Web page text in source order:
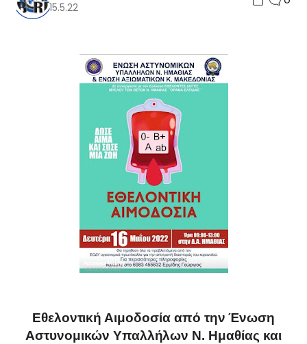
15.5.22
Εθελοντική Αιμοδοσία από την Ένωση
Αστυνομικών Υπαλλήλων Ν. Ημαθίας και